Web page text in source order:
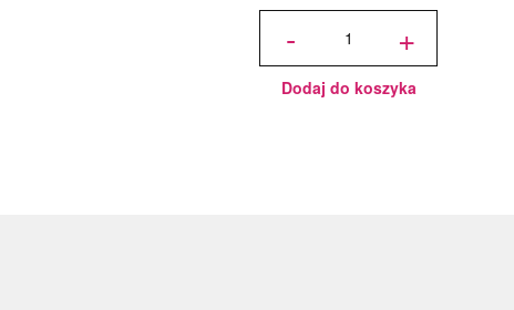
-
ilość
olejowy
Food
Butelkowy
+
Dodaj do koszyka